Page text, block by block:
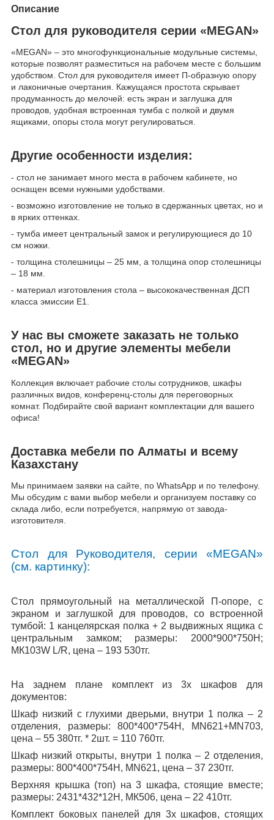
Описание
Cтол для руководителя серии «MEGAN»
«MEGAN» – это многофункциональные модульные системы,
которые позволят разместиться на рабочем месте с большим
удобством. Стол для руководителя имеет П-образную опору
и лаконичные очертания. Кажущаяся простота скрывает
продуманность до мелочей: есть экран и заглушка для
проводов, удобная встроенная тумба с полкой и двумя
ящиками, опоры стола могут регулироваться.
Другие особенности изделия:
- стол не занимает много места в рабочем кабинете, но
оснащен всеми нужными удобствами.
- возможно изготовление не только в сдержанных цветах, но и
в ярких оттенках.
- тумба имеет центральный замок и регулирующиеся до 10
см ножки.
- толщина столешницы – 25 мм, а толщина опор столешницы
– 18 мм.
- материал изготовления стола – высококачественная ДСП
класса эмиссии Е1.
У нас вы сможете заказать не только
стол, но и другие элементы мебели
«MEGAN»
Коллекция включает рабочие столы сотрудников, шкафы
различных видов, конференц-столы для переговорных
комнат. Подбирайте свой вариант комплектации для вашего
офиса!
Доставка мебели по Алматы и всему
Казахстану
Мы принимаем заявки на сайте, по WhatsApp и по телефону.
Мы обсудим с вами выбор мебели и организуем поставку со
склада либо, если потребуется, напрямую от завода-
изготовителя.
Стол для Руководителя, серии «MEGAN»
(см. картинку):
Стол прямоугольный на металлической П-опоре, с
экраном и заглушкой для проводов, со встроенной
тумбой: 1 канцелярская полка + 2 выдвижных ящика с
центральным замком; размеры: 2000*900*750Н;
МК103W L/R, цена – 193 530тг.
На заднем плане комплект из 3х шкафов для
документов:
Шкаф низкий с глухими дверьми, внутри 1 полка – 2
отделения, размеры: 800*400*754Н, М N621+М N 703,
цена – 55 380тг. * 2шт. = 110 760тг.
Шкаф низкий открыты, внутри 1 полка – 2 отделения,
размеры: 800*400*754Н, М N621, цена – 37 230тг.
Верхняя крышка (топ) на 3 шкафа, стоящие вместе;
размеры: 2431*432*12Н, МК506, цена – 22 410тг.
Комплект боковых панелей для 3х шкафов, стоящих